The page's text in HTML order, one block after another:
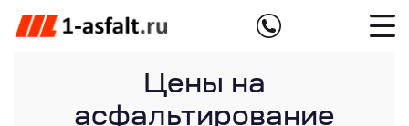
Цены на
асфальтирование